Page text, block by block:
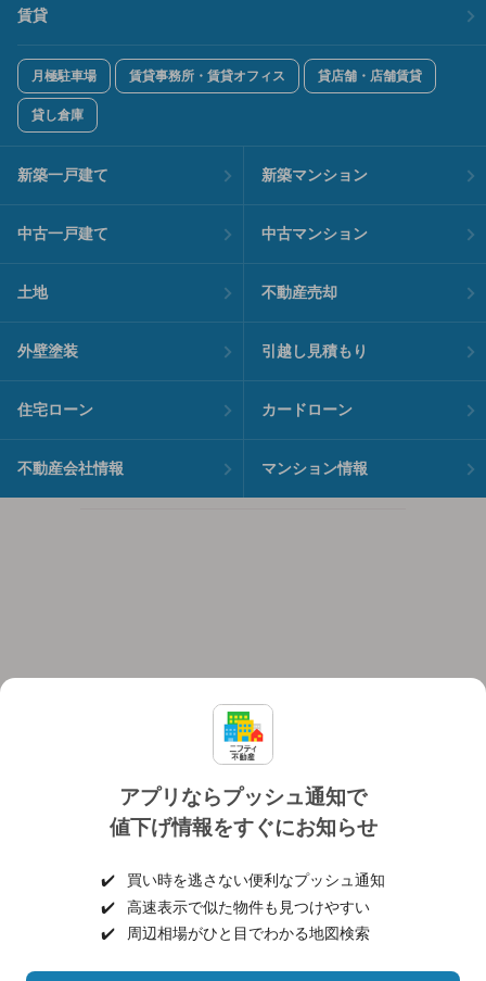
アプリならプッシュ通知で
値下げ情報をすぐにお知らせ
✔️
買い時を逃さない便利なプッシュ通知
✔️
高速表示で似た物件も見つけやすい
✔️
周辺相場がひと目でわかる地図検索
賃貸
月極駐車場 賃貸事務所・賃貸オフィス 貸店舗・店舗賃貸
貸し倉庫
新築一戸建て 新築マンション
中古一戸建て 中古マンション
土地 不動産売却
外壁塗装 引越し見積もり
住宅ローン カードローン
不動産会社情報 マンション情報
個人情報保護ポリシー 利用規約
ヘルプ・お問い合わせ 採用情報